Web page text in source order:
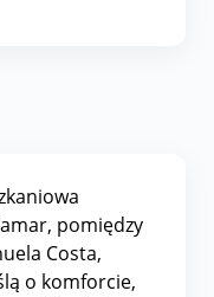
pomiędzy
Costa,
o komforcie,